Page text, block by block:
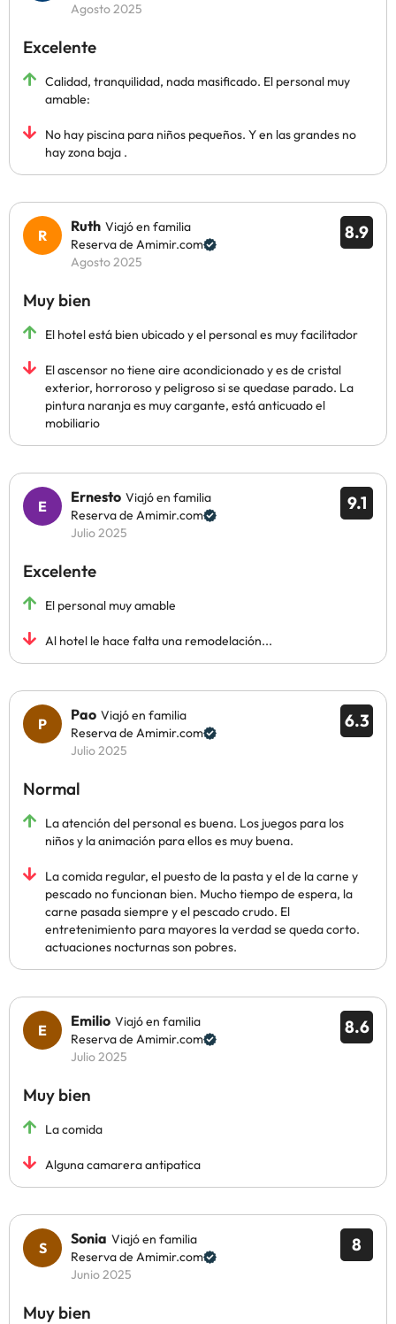
Agosto 2025
Excelente
Calidad, tranquilidad, nada masificado. El personal muy
amable:
No hay piscina para niños pequeños. Y en las grandes no
hay zona baja .
8.9
Ruth Viajó en familia
Reserva de Amimir.com
Agosto 2025
Muy bien
El hotel está bien ubicado y el personal es muy facilitador
El ascensor no tiene aire acondicionado y es de cristal
exterior, horroroso y peligroso si se quedase parado. La
pintura naranja es muy cargante, está anticuado el
mobiliario
9.1
Ernesto Viajó en familia
Reserva de Amimir.com
Julio 2025
Excelente
El personal muy amable
Al hotel le hace falta una remodelación...
6.3
Pao Viajó en familia
Reserva de Amimir.com
Julio 2025
Normal
La atención del personal es buena. Los juegos para los
niños y la animación para ellos es muy buena.
La comida regular, el puesto de la pasta y el de la carne y
pescado no funcionan bien. Mucho tiempo de espera, la
carne pasada siempre y el pescado crudo. El
entretenimiento para mayores la verdad se queda corto.
actuaciones nocturnas son pobres.
8.6
Emilio Viajó en familia
Reserva de Amimir.com
Julio 2025
Muy bien
La comida
Alguna camarera antipatica
8
Sonia Viajó en familia
Reserva de Amimir.com
Junio 2025
Muy bien